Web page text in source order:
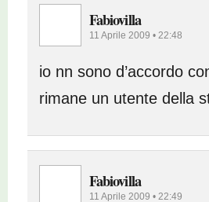
Fabiovilla
11 Aprile 2009 • 22:48
io nn sono d’accordo
rimane un utente della
Fabiovilla
11 Aprile 2009 • 22:49